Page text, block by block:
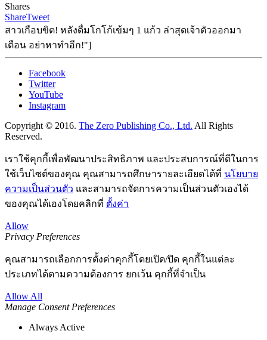
Shares
ShareTweet
สาวเกือบขิต! หลังดื่มโกโก้เข้มๆ 1 แก้ว ล่าสุดเจ้าตัวออกมา
เตือน อย่าหาทำอีก!"]
Facebook
Twitter
YouTube
Instagram
Copyright © 2016. The Zero Publishing Co., Ltd. All Rights
Reserved.
เราใช้คุกกี้เพื่อพัฒนาประสิทธิภาพ และประสบการณ์ที่ดีในการ
ใช้เว็บไซต์ของคุณ คุณสามารถศึกษารายละเอียดได้ที่ นโยบาย
ความเป็นส่วนตัว และสามารถจัดการความเป็นส่วนตัวเองได้
ของคุณได้เองโดยคลิกที่ ตั้งค่า
Allow
Privacy Preferences
คุณสามารถเลือกการตั้งค่าคุกกี้โดยเปิด/ปิด คุกกี้ในแต่ละ
ประเภทได้ตามความต้องการ ยกเว้น คุกกี้ที่จำเป็น
Allow All
Manage Consent Preferences
Always Active